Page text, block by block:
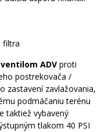
filtra
ADV proti
postrekovača /
zastavení zavlažovania,
podmáčaniu terénu
taktiež vybavený
tlakom 40 PSI